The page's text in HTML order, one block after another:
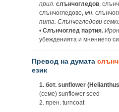
прил. слънчогледов,
слънчогледово, мн.
пита. Слънчогледови
• Слънчоглед партия.
убежденията и мнението
Превод на думата
език
1. бот. sunflower
(семе) sunflower seed
2. прен. turncoat